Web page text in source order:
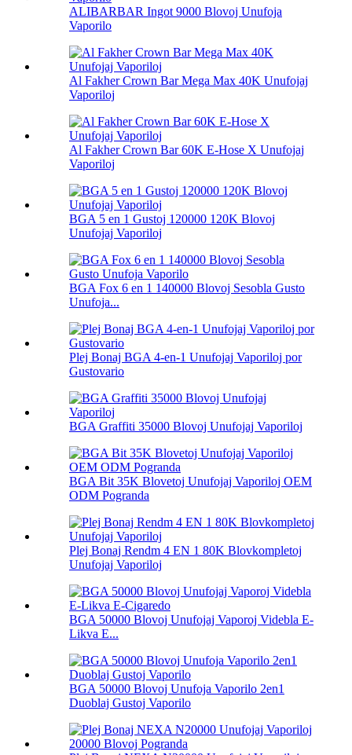
ALIBARBAR Ingot 9000 Blovoj Unufoja
Vaporilo
Al Fakher Crown Bar Mega Max 40K Unufojaj
Vaporiloj
Al Fakher Crown Bar 60K E-Hose X Unufojaj
Vaporiloj
BGA 5 en 1 Gustoj 120000 120K Blovoj
Unufojaj Vaporiloj
BGA Fox 6 en 1 140000 Blovoj Sesobla Gusto
Unufoja...
Plej Bonaj BGA 4-en-1 Unufojaj Vaporiloj por
Gustovario
BGA Graffiti 35000 Blovoj Unufojaj Vaporiloj
BGA Bit 35K Blovetoj Unufojaj Vaporiloj OEM
ODM Pogranda
Plej Bonaj Rendm 4 EN 1 80K Blovkompletoj
Unufojaj Vaporiloj
BGA 50000 Blovoj Unufojaj Vaporoj Videbla E-
Likva E...
BGA 50000 Blovoj Unufoja Vaporilo 2en1
Duoblaj Gustoj Vaporilo